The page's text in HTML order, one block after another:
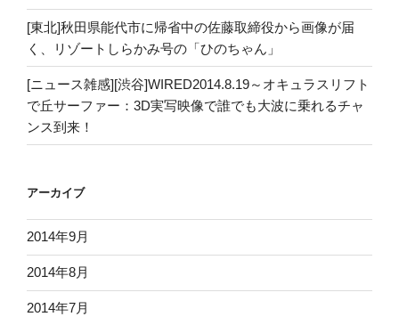
[東北]秋田県能代市に帰省中の佐藤取締役から画像が届
く、リゾートしらかみ号の「ひのちゃん」
[ニュース雑感][渋谷]WIRED2014.8.19～オキュラスリフト
で丘サーファー：3D実写映像で誰でも大波に乗れるチャ
ンス到来！
アーカイブ
2014年9月
2014年8月
2014年7月